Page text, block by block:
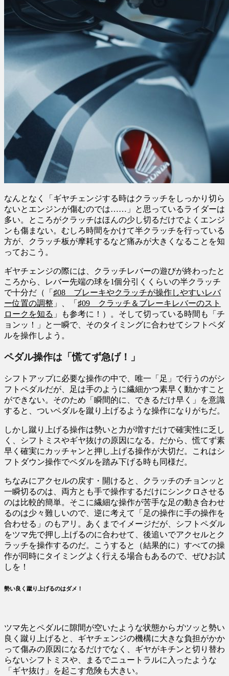
なんとなく「ギヤチェンジする時はクラッチをしっかり切ら
ないとエンジンが傷むのでは……」と思っているライダーは
多い。ところがクラッチはほんの少し切るだけでよくエンジ
ンも傷まない。むしろ時間をかけて半クラッチを行っている
方が、クラッチ板が摩耗するなど痛みが大きくなることを知
っておこう。
ギヤチェンジの際には、クラッチレバーの遊びが終わったと
ころから、レバー先端の球を1個分引くくらいの半クラッチ
で十分だ（「 ♯08 ブレーキやクラッチが操作しやすいレバ
ー位置の調整 」、「 ♯09 クラッチ＆ブレーキレバーのスト
ロークを知る 」も参考に！）。そして切っている時間も「チ
ョンッ！」と一瞬で、そのタイミングに合わせてシフトペダ
ルを操作しよう。
ペダル操作は「慌てず急げ！」
シフトアップに必要な操作の中で、唯一「足」で行うのがシ
フトペダルだが、足は手のように繊細かつ素早く動かすこと
ができない。そのため「瞬間的に、できるだけ早く」を意識
すると、ついペダルを蹴り上げるような操作になりがちだ。
しかし蹴り上げる操作は勢いと力が増すだけで確実性に乏し
く、シフトミスやギヤ抜けの原因になる。だから、慌てず素
早く確実にカッチャンと押し上げる操作が大切だ。これはシ
フトダウン操作でペダルを踏み下げる時も同様だ。
ちなみにアクセルの戻す・開けると、クラッチのチョンッと
一瞬切るのは、両方とも手で操作するだけにシンクロさせる
のは比較的簡単。そこに繊細な操作が苦手な足の動き合わせ
るのは少々難しいので、逆に考えて「足の操作に手の操作を
合わせる」のもアリ。あくまでイメージだが、シフトペダル
をツマ先で押し上げるのに合わせて、後追いでアクセルとク
ラッチを操作するのだ。こうすると（結果的に）すべての操
作が同時にタイミングよく行える場合もあるので、ぜひお試
しを！
勢い良く蹴り上げるのはダメ！
ツマ先とペダルに隙間が空いたような状態からガツッと勢い
良く蹴り上げると、ギヤチェンジの機構に大きな負担がかか
って傷みの原因になるだけでなく、ギヤがキチンと切り替わ
らないシフトミスや、まるでニュートラルに入ったような
「ギヤ抜け」を起こす危険も大きい。